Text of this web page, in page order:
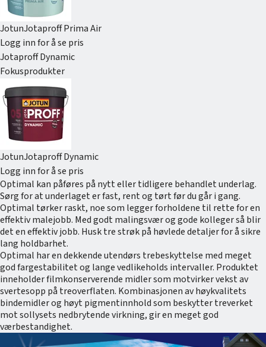
JotunJotaproff Prima Air
Logg inn for å se pris
Jotaproff Dynamic
Fokusprodukter
JotunJotaproff Dynamic
Logg inn for å se pris
Optimal kan påføres på nytt eller tidligere behandlet underlag.
Sørg for at underlaget er fast, rent og tørt før du går i gang.
Optimal tørker raskt, noe som legger forholdene til rette for en
effektiv malejobb. Med godt malingsvær og gode kolleger så blir
det en effektiv jobb. Husk tre strøk på høvlede detaljer for å sikre
lang holdbarhet.
Optimal har en dekkende utendørs trebeskyttelse med meget
god fargestabilitet og lange vedlikeholds intervaller. Produktet
inneholder filmkonserverende midler som motvirker vekst av
svertesopp på treoverflaten. Kombinasjonen av høykvalitets
bindemidler og høyt pigmentinnhold som beskytter treverket
mot sollysets nedbrytende virkning, gir en meget god
værbestandighet.